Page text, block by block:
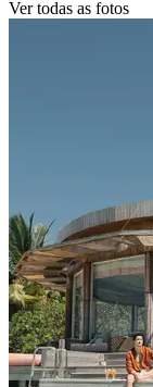
Ver todas as fotos